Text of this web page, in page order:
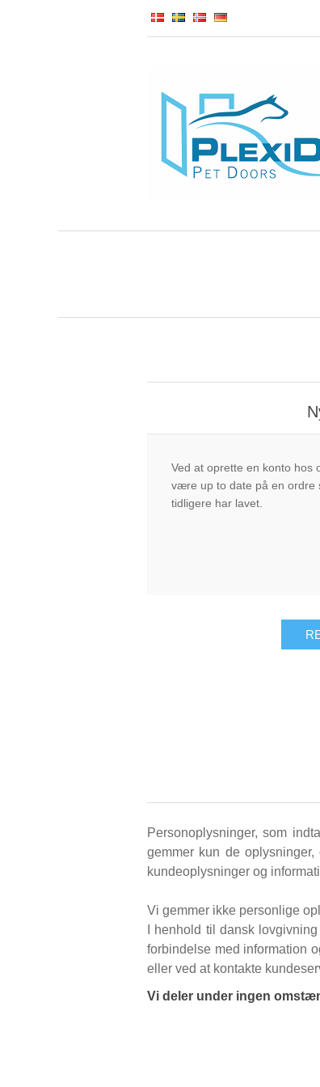
Ved at oprette en konto hos
være up to date på en ordre
tidligere har lavet.
Personoplysninger, som
gemmer kun de
kundeoplysninger og
Vi gemmer ikke personlige
I henhold til dansk
forbindelse med information
eller ved at kontakte
Vi deler under ingen